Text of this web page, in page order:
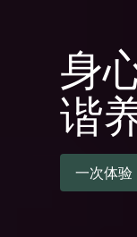
身
谐
一次体